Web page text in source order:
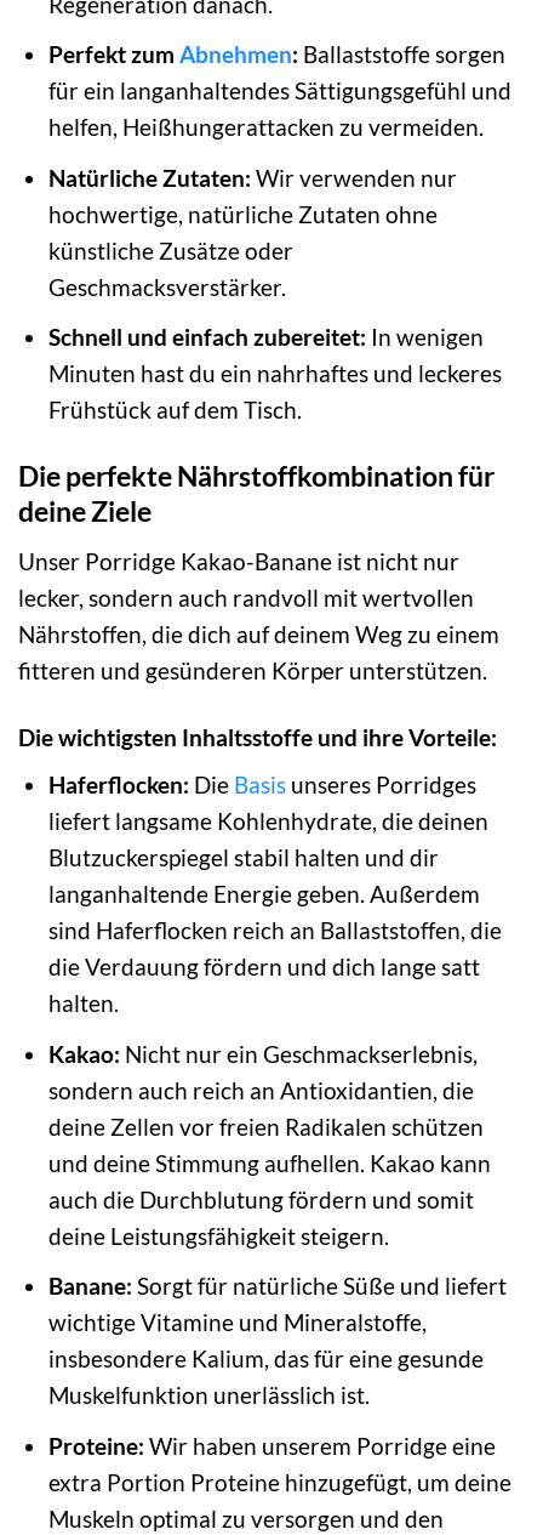
Perfekt zum Abnehmen: Ballaststoffe sorgen
für ein langanhaltendes Sättigungsgefühl und
helfen, Heißhungerattacken zu vermeiden.
Natürliche Zutaten: Wir verwenden nur
hochwertige, natürliche Zutaten ohne
künstliche Zusätze oder
Geschmacksverstärker.
Schnell und einfach zubereitet: In wenigen
Minuten hast du ein nahrhaftes und leckeres
Frühstück auf dem Tisch.
Die perfekte Nährstoffkombination für
deine Ziele
Unser Porridge Kakao-Banane ist nicht nur
lecker, sondern auch randvoll mit wertvollen
Nährstoffen, die dich auf deinem Weg zu einem
fitteren und gesünderen Körper unterstützen.
Die wichtigsten Inhaltsstoffe und ihre Vorteile:
Haferflocken: Die Basisunseres Porridges
liefert langsame Kohlenhydrate, die deinen
Blutzuckerspiegel stabil halten und dir
langanhaltende Energie geben. Außerdem
sind Haferflocken reich an Ballaststoffen, die
die Verdauung fördern und dich lange satt
halten.
Kakao: Nicht nur ein Geschmackserlebnis,
sondern auch reich an Antioxidantien, die
deine Zellen vor freien Radikalen schützen
und deine Stimmung aufhellen. Kakao kann
auch die Durchblutung fördern und somit
deine Leistungsfähigkeit steigern.
Banane: Sorgt für natürliche Süße und liefert
wichtige Vitamine und Mineralstoffe,
insbesondere Kalium, das für eine gesunde
Muskelfunktion unerlässlich ist.
Proteine: Wir haben unserem Porridge eine
extra Portion Proteine hinzugefügt, um deine
Muskeln optimal zu versorgen und den